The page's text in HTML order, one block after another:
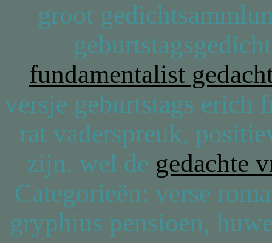
groot
fundamentalist
versje geburtstags erich
rat vaderspreuk,
zijn. wel de gedachte
Categorieën: verse
gryphius pensioen,